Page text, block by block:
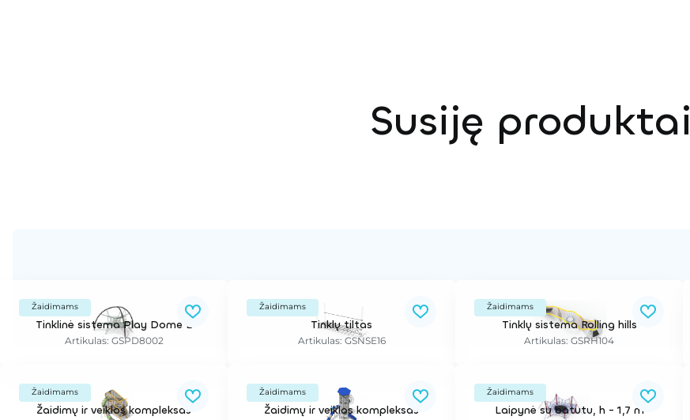
Susiję produktai
Žaidimams
Tinklinė sistema Play Dome L
Artikulas: GSPD8002
Žaidimams
Tinklų tiltas
Artikulas: GSNSE16
Žaidimams
Tinklų sistema Rolling hills
Artikulas: GSRH104
Žaidimams
Žaidimų ir veiklos kompleksas
Žaidimams
Žaidimų ir veiklos kompleksas
Žaidimams
Laipynė su batutu, h - 1,7 m